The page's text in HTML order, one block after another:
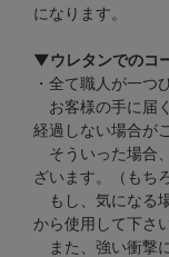
になります。
▼ウレタンでのコ
・全て職人が一つ
お客様の手に届
経過しない場合が
そういった場合
ざいます。（もち
もし、気になる
から使用して下さい
また、強い衝撃